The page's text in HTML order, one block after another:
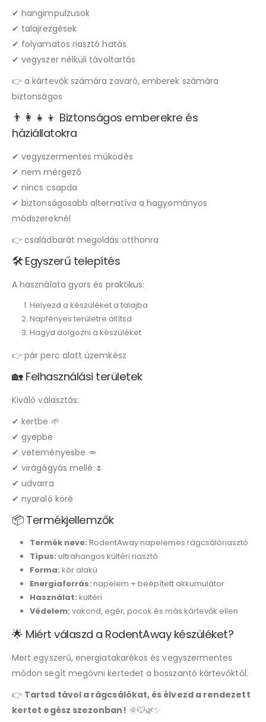
✔ hangimpulzusok
✔ talajrezgések
✔ folyamatos riasztó hatás
✔ vegyszer nélküli távoltartás
👉 a kártevők számára zavaró, emberek számára
biztonságos
👨‍👩‍👧‍👦 Biztonságos emberekre és
háziállatokra
✔ vegyszermentes működés
✔ nem mérgező
✔ nincs csapda
✔ biztonságosabb alternatíva a hagyományos
módszereknél
👉 családbarát megoldás otthonra
🛠️ Egyszerű telepítés
A használata gyors és praktikus:
Helyezd a készüléket a talajba
Napfényes területre állítsd
Hagyd dolgozni a készüléket
👉 pár perc alatt üzemkész
🏡 Felhasználási területek
Kiváló választás:
✔ kertbe 🌱
✔ gyepbe
✔ veteményesbe 🥕
✔ virágágyás mellé 🌷
✔ udvarra
✔ nyaraló köré
📦 Termékjellemzők
Termék neve: RodentAway napelemes rágcsálóriasztó
Típus: ultrahangos kültéri riasztó
Forma: kör alakú
Energiaforrás: napelem + beépített akkumulátor
Használat: kültéri
Védelem: vakond, egér, pocok és más kártevők ellen
🌟 Miért válaszd a RodentAway készüléket?
Mert egyszerű, energiatakarékos és vegyszermentes
módon segít megóvni kertedet a bosszantó kártevőktől.
👉 Tartsd távol a rágcsálókat, és élvezd a rendezett
kertet egész szezonban! 🌞🐭🌿✨